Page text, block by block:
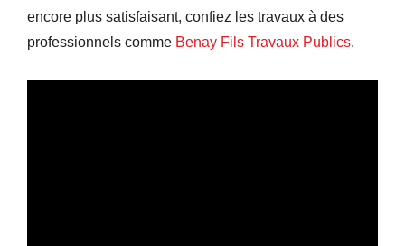
encore plus satisfaisant, confiez les travaux à des
professionnels comme Benay Fils Travaux Publics.